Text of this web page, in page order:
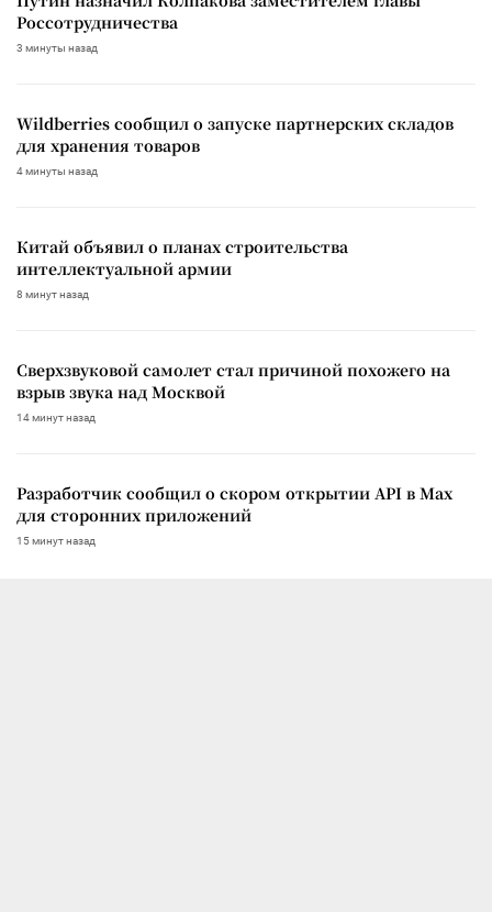
Россотрудничества
3 минуты назад
Wildberries сообщил о запуске партнерских складов
для хранения товаров
4 минуты назад
Китай объявил о планах строительства
интеллектуальной армии
8 минут назад
Сверхзвуковой самолет стал причиной похожего на
взрыв звука над Москвой
14 минут назад
Разработчик сообщил о скором открытии API в Max
для сторонних приложений
15 минут назад